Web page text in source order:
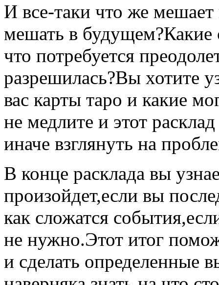
И все-таки что же
мешать в будущем?Какие
что потребуется
разрешилась?Вы хотите
вас карты таро и какие
не медлите и этот
иначе взглянуть на
В конце расклада вы
произойдет,если вы
как сложатся
не нужно.Этот итог
и сделать определенные